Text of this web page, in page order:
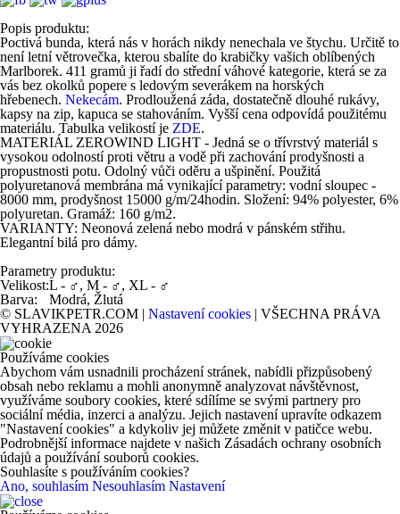
Popis produktu:
Poctivá bunda, která nás v horách nikdy nenechala ve štychu. Určitě to
není letní větrovečka, kterou sbalíte do krabičky vašich oblíbených
Marlborek. 411 gramů ji řadí do střední váhové kategorie, která se za
vás bez okolků popere s ledovým severákem na horských
hřebenech. Nekecám. Prodloužená záda, dostatečně dlouhé rukávy,
kapsy na zip, kapuca se stahováním. Vyšší cena odpovídá použitému
materiálu. Tabulka velikostí je ZDE.
MATERIÁL ZEROWIND LIGHT - Jedná se o třívrstvý materiál s
vysokou odolností proti větru a vodě při zachování prodyšnosti a
propustnosti potu. Odolný vůči oděru a ušpinění. Použitá
polyuretanová membrána má vynikající parametry: vodní sloupec -
8000 mm, prodyšnost 15000 g/m/24hodin. Složení: 94% polyester, 6%
polyuretan. Gramáž: 160 g/m2.
VARIANTY: Neonová zelená nebo modrá v pánském střihu.
Elegantní bilá pro dámy.
Parametry produktu:
Velikost:L - ♂, M - ♂, XL - ♂
Barva:
Modrá, Žlutá
© SLAVIKPETR.COM | Nastavení cookies | VŠECHNA PRÁVA
VYHRAZENA 2026
Používáme cookies
Abychom vám usnadnili procházení stránek, nabídli přizpůsobený
obsah nebo reklamu a mohli anonymně analyzovat návštěvnost,
využíváme soubory cookies, které sdílíme se svými partnery pro
sociální média, inzerci a analýzu. Jejich nastavení upravíte odkazem
"Nastavení cookies" a kdykoliv jej můžete změnit v patičce webu.
Podrobnější informace najdete v našich Zásadách ochrany osobních
údajů a používání souborů cookies.
Souhlasíte s používáním cookies?
Ano, souhlasím Nesouhlasím Nastavení